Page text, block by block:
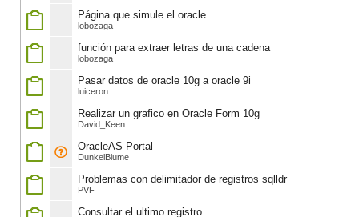
Página que simule el oracle
lobozaga
función para extraer letras de una cadena
lobozaga
Pasar datos de oracle 10g a oracle 9i
luiceron
Realizar un grafico en Oracle Form 10g
David_Keen
OracleAS Portal
DunkelBlume
Problemas con delimitador de registros sqlldr
PVF
Consultar el ultimo registro